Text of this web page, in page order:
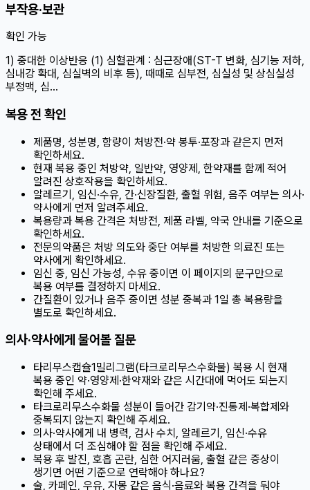
부작용·보관
확인 가능
1) 중대한 이상반응 (1) 심혈관계 : 심근장애(ST-T 변화, 심기능 저하,
심내강 확대, 심실벽의 비후 등), 때때로 심부전, 심실성 및 상심실성
부정맥, 심…
복용 전 확인
제품명, 성분명, 함량이 처방전·약 봉투·포장과 같은지 먼저
확인하세요.
현재 복용 중인 처방약, 일반약, 영양제, 한약재를 함께 적어
알려진 상호작용을 확인하세요.
알레르기, 임신·수유, 간·신장질환, 출혈 위험, 음주 여부는 의사·
약사에게 먼저 알려주세요.
복용량과 복용 간격은 처방전, 제품 라벨, 약국 안내를 기준으로
확인하세요.
전문의약품은 처방 의도와 중단 여부를 처방한 의료진 또는
약사에게 확인하세요.
임신 중, 임신 가능성, 수유 중이면 이 페이지의 문구만으로
복용 여부를 결정하지 마세요.
간질환이 있거나 음주 중이면 성분 중복과 1일 총 복용량을
별도로 확인하세요.
의사·약사에게 물어볼 질문
타리무스캡슐1밀리그램(타크로리무스수화물) 복용 시 현재
복용 중인 약·영양제·한약재와 같은 시간대에 먹어도 되는지
확인해 주세요.
타크로리무스수화물 성분이 들어간 감기약·진통제·복합제와
중복되지 않는지 확인해 주세요.
의사·약사에게 내 병력, 검사 수치, 알레르기, 임신·수유
상태에서 더 조심해야 할 점을 확인해 주세요.
복용 후 발진, 호흡 곤란, 심한 어지러움, 출혈 같은 증상이
생기면 어떤 기준으로 연락해야 하나요?
술, 카페인, 우유, 자몽 같은 음식·음료와 복용 간격을 둬야